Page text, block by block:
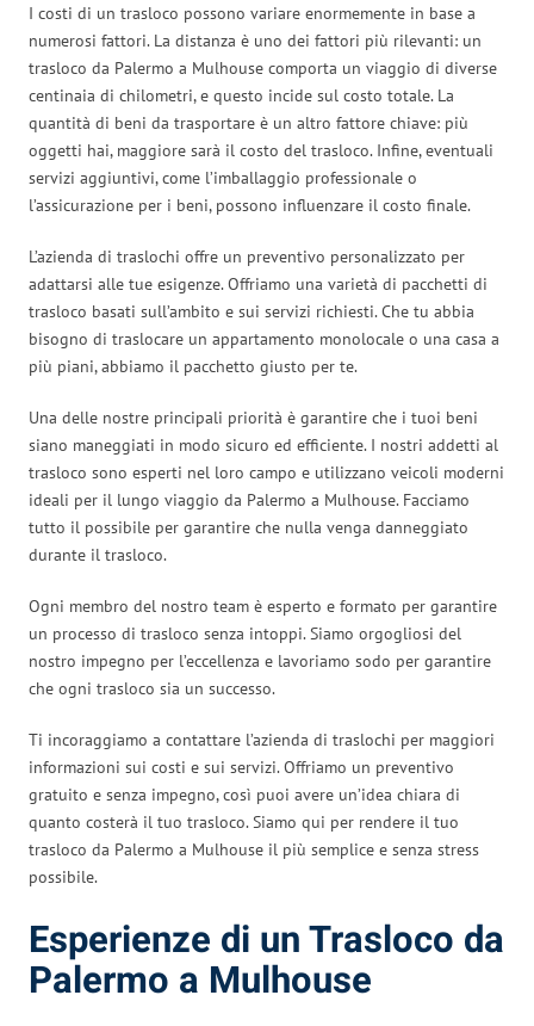
I costi di un trasloco possono variare enormemente in base a
numerosi fattori. La distanza è uno dei fattori più rilevanti: un
trasloco da Palermo a Mulhouse comporta un viaggio di diverse
centinaia di chilometri, e questo incide sul costo totale. La
quantità di beni da trasportare è un altro fattore chiave: più
oggetti hai, maggiore sarà il costo del trasloco. Infine, eventuali
servizi aggiuntivi, come l’imballaggio professionale o
l’assicurazione per i beni, possono influenzare il costo finale.
L’azienda di traslochi offre un preventivo personalizzato per
adattarsi alle tue esigenze. Offriamo una varietà di pacchetti di
trasloco basati sull’ambito e sui servizi richiesti. Che tu abbia
bisogno di traslocare un appartamento monolocale o una casa a
più piani, abbiamo il pacchetto giusto per te.
Una delle nostre principali priorità è garantire che i tuoi beni
siano maneggiati in modo sicuro ed efficiente. I nostri addetti al
trasloco sono esperti nel loro campo e utilizzano veicoli moderni
ideali per il lungo viaggio da Palermo a Mulhouse. Facciamo
tutto il possibile per garantire che nulla venga danneggiato
durante il trasloco.
Ogni membro del nostro team è esperto e formato per garantire
un processo di trasloco senza intoppi. Siamo orgogliosi del
nostro impegno per l’eccellenza e lavoriamo sodo per garantire
che ogni trasloco sia un successo.
Ti incoraggiamo a contattare l’azienda di traslochi per maggiori
informazioni sui costi e sui servizi. Offriamo un preventivo
gratuito e senza impegno, così puoi avere un’idea chiara di
quanto costerà il tuo trasloco. Siamo qui per rendere il tuo
trasloco da Palermo a Mulhouse il più semplice e senza stress
possibile.
Esperienze di un Trasloco da
Palermo a Mulhouse